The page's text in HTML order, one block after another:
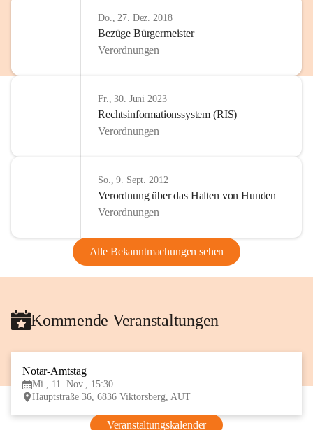
Do., 27. Dez. 2018
Bezüge Bürgermeister
Verordnungen
Fr., 30. Juni 2023
Rechtsinformationssystem (RIS)
Verordnungen
So., 9. Sept. 2012
Verordnung über das Halten von Hunden
Verordnungen
Alle Bekanntmachungen sehen
Kommende Veranstaltungen
Notar-Amtstag
Mi., 11. Nov., 15:30
Hauptstraße 36, 6836 Viktorsberg, AUT
Veranstaltungskalender